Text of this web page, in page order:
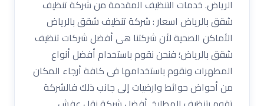
الرياض. خدمات التنظيف المقدمة من شركة تنظيف
شقق بالرياض اسعار : شركة تنظيف شقق بالرياض
الأماكن الصحية لأن شركتنا هى أفضل شركات تنظيف
شقق بالرياض؛ فنحن نقوم باستخدام أفضل أنواع
المطهرات ونقوم باستخدامها فى كافة أرجاء المكان
من أحواض حوائط وارضيات إلى جانب ذلك فالشركة